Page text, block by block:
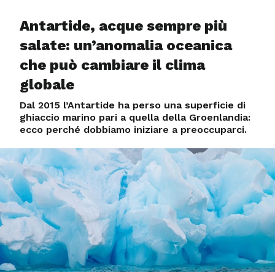
Antartide, acque sempre più
salate: un’anomalia oceanica
che può cambiare il clima
globale
Dal 2015 l’Antartide ha perso una superficie di
ghiaccio marino pari a quella della Groenlandia:
ecco perché dobbiamo iniziare a preoccuparci.